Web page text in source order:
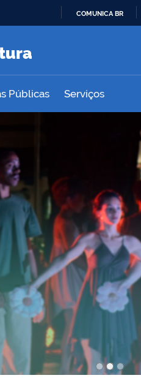
COMUNICA BR
Públicas Serviços